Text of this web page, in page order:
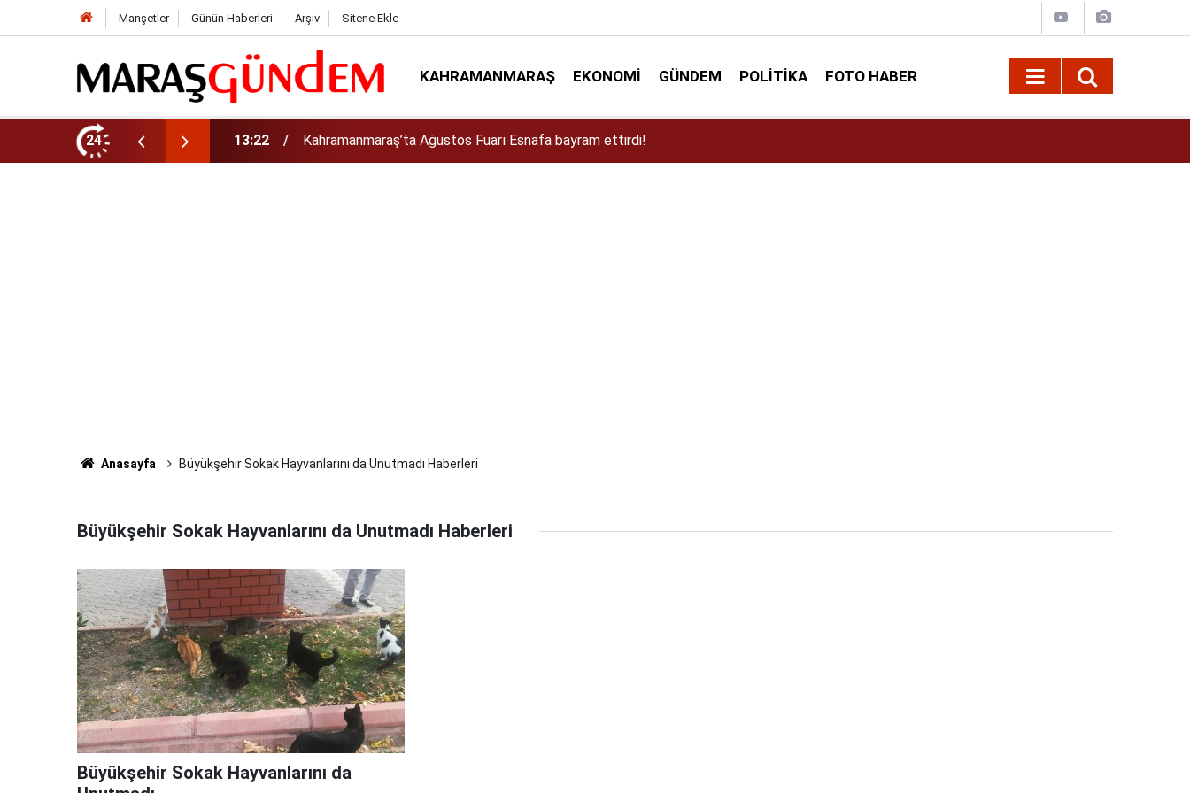
Manşetler Günün Haberleri Arşiv Sitene Ekle
KAHRAMANMARAŞ EKONOMI GÜNDEM POLITIKA FOTO HABER
24 13:22 Kahramanmaraş’ta Ağustos Fuarı Esnafa bayram ettirdi!
Anasayfa Büyükşehir Sokak Hayvanlarını da Unutmadı Haberleri
Büyükşehir Sokak Hayvanlarını da Unutmadı Haberleri
Büyükşehir Sokak Hayvanlarını da